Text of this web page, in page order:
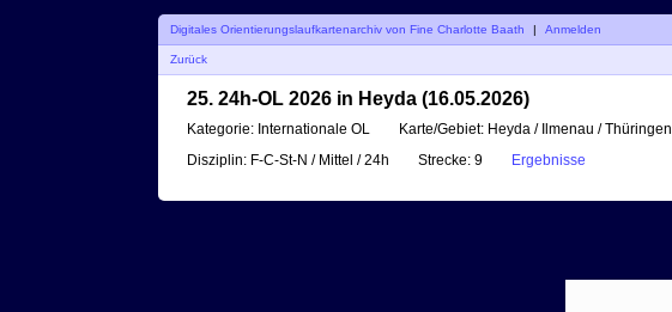
Digitales Orientierungslaufkartenarchiv von Fine Charlotte Baath | Anmelden
Zurück
25. 24h-OL 2026 in Heyda (16.05.2026)
Kategorie: Internationale OL Karte/Gebiet: Heyda / Ilmenau / Thüringen
Disziplin: F-C-St-N / Mittel / 24h Strecke: 9 Ergebnisse